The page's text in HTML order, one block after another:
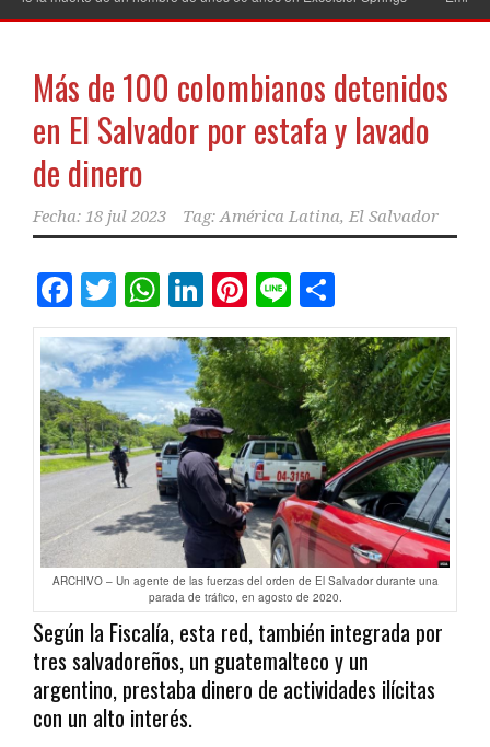
Más de 100 colombianos detenidos
en El Salvador por estafa y lavado
de dinero
Fecha: 18 jul 2023 Tag:América Latina, El Salvador
Facebook
Twitter
WhatsApp
LinkedIn
Pinterest
Line
ARCHIVO – Un agente de las fuerzas del orden de El Salvador durante una
parada de tráfico, en agosto de 2020.
Según la Fiscalía, esta red, también integrada por
tres salvadoreños, un guatemalteco y un
argentino, prestaba dinero de actividades ilícitas
con un alto interés.